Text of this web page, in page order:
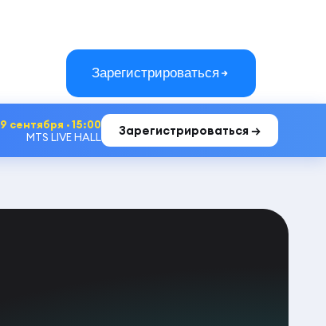
Зарегистрироваться
9 сентября · 15:00
MTS LIVE HALL
Зарегистрироваться →